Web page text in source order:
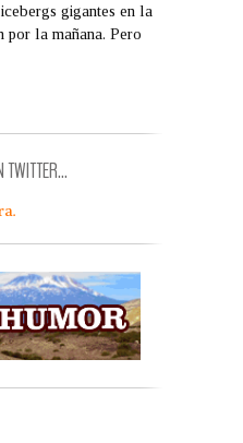
gigantes en la
por la mañana. Pero
TWITTER…